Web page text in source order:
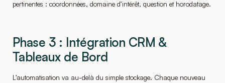
pertinentes : coordonnées, domaine d’intérêt, question et horodatage.
Phase 3 : Intégration CRM &
Tableaux de Bord
L’automatisation va au-delà du simple stockage. Chaque nouveau